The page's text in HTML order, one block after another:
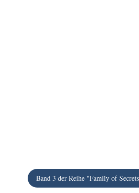
Band 3 der Reihe "Family of